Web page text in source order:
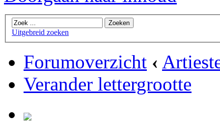
Uitgebreid zoeken
Forumoverzicht ‹
Verander lettergrootte